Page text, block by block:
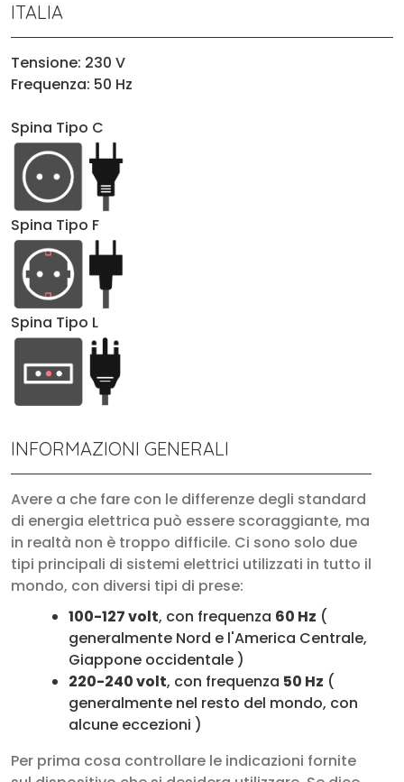
ITALIA
Tensione: 230 V
Frequenza: 50 Hz
Spina Tipo C
Spina Tipo F
Spina Tipo L
INFORMAZIONI GENERALI
Avere a che fare con le differenze degli standard
di energia elettrica può essere scoraggiante, ma
in realtà non è troppo difficile. Ci sono solo due
tipi principali di sistemi elettrici utilizzati in tutto il
mondo, con diversi tipi di prese:
100-127 volt, con frequenza 60 Hz (
generalmente Nord e l'America Centrale,
Giappone occidentale )
220-240 volt, con frequenza 50 Hz (
generalmente nel resto del mondo, con
alcune eccezioni )
Per prima cosa controllare le indicazioni fornite